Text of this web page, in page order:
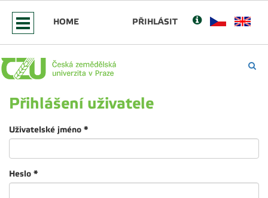
HOME PŘIHLÁSIT
Přihlášení uživatele
Uživatelské jméno *
Heslo *